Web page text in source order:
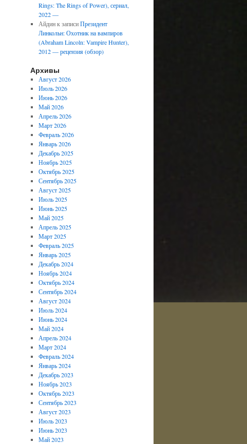
Rings: The Rings of Power), сериал,
2022 —
Айдинк записиПрезидент
Линкольн: Охотник на вампиров
(Abraham Lincoln: Vampire Hunter),
2012 — рецензия (обзор)
Архивы
Август 2026
Июль 2026
Июнь 2026
Май 2026
Апрель 2026
Март 2026
Февраль 2026
Январь 2026
Декабрь 2025
Ноябрь 2025
Октябрь 2025
Сентябрь 2025
Август 2025
Июль 2025
Июнь 2025
Май 2025
Апрель 2025
Март 2025
Февраль 2025
Январь 2025
Декабрь 2024
Ноябрь 2024
Октябрь 2024
Сентябрь 2024
Август 2024
Июль 2024
Июнь 2024
Май 2024
Апрель 2024
Март 2024
Февраль 2024
Январь 2024
Декабрь 2023
Ноябрь 2023
Октябрь 2023
Сентябрь 2023
Август 2023
Июль 2023
Июнь 2023
Май 2023